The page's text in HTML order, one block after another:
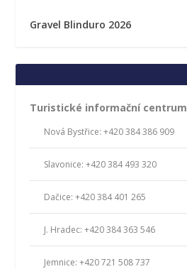
Gravel Blinduro 2026
Turistické informační centrum
Nová Bystřice: +420 384 386 909
Slavonice: +420 384 493 320
Dačice: +420 384 401 265
J. Hradec: +420 384 363 546
Jemnice: +420 721 508 737